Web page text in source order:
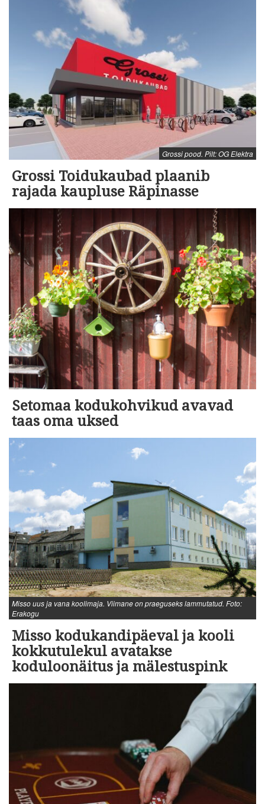
Grossi pood. Pilt: OG Elektra
Grossi Toidukaubad plaanib
rajada kaupluse Räpinasse
Setomaa kodukohvikud avavad
taas oma uksed
Misso uus ja vana koolimaja. Viimane on praeguseks lammutatud. Foto:
Erakogu
Misso kodukandipäeval ja kooli
kokkutulekul avatakse
koduloonäitus ja mälestuspink